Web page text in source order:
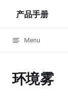
Skip to content
产品手册
Menu
环境雾